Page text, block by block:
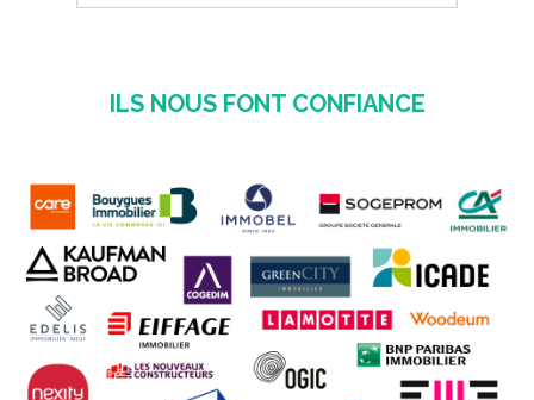
ILS NOUS FONT CONFIANCE